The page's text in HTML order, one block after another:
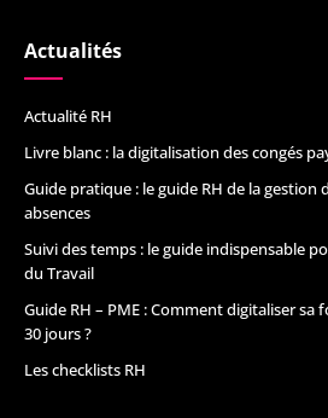
Actualités
Actualité RH
Livre blanc : la digitalisation des congés
Guide pratique : le guide RH de la gestion
absences
Suivi des temps : le guide indispensable
du Travail
Guide RH – PME : Comment digitaliser sa
30 jours ?
Les checklists RH